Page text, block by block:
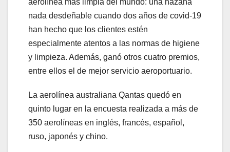
aerolínea más limpia del mundo: una hazaña
nada desdeñable cuando dos años de covid-19
han hecho que los clientes estén
especialmente atentos a las normas de higiene
y limpieza. Además, ganó otros cuatro premios,
entre ellos el de mejor servicio aeroportuario.
La aerolínea australiana Qantas quedó en
quinto lugar en la encuesta realizada a más de
350 aerolíneas en inglés, francés, español,
ruso, japonés y chino.